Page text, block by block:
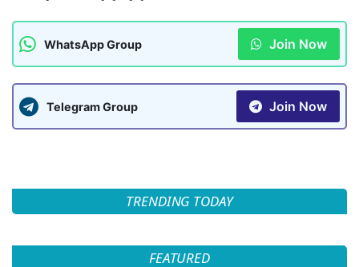
WhatsApp Group Join Now
Telegram Group Join Now
TRENDING TODAY
FEATURED